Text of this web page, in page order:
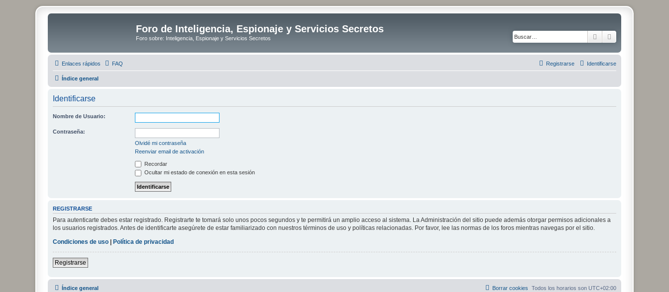
Foro de Inteligencia, Espionaje y Servicios Secretos
Foro sobre: Inteligencia, Espionaje y Servicios Secretos Buscar
Enlaces rápidos FAQ Identificarse
Registrarse
Índice general
Identificarse
Nombre de Usuario:
Contraseña:
Olvidé mi contraseña
Reenviar email de activación
Recordar
Ocultar mi estado de conexión en esta sesión
REGISTRARSE
Para autenticarte debes estar registrado. Registrarte te tomará solo unos pocos segundos y te permitirá un amplio acceso al sistema. La Administración del sitio puede además otorgar permisos adicionales a
los usuarios registrados. Antes de identificarte asegúrete de estar familiarizado con nuestros términos de uso y políticas relacionadas. Por favor, lee las normas de los foros mientras navegas por el sitio.
Condiciones de uso
Política de privacidad
Registrarse
Índice general Todos los horarios son UTC+02:00
Borrar cookies